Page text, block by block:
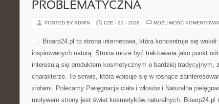
PROBLEMATYCZNA
POSTED BY ADMIN CZE - 21 - 2026 MOŻLIWOŚĆ
Bioarp24.pl to strona internetowa, która koncentruje się
inspirowanych naturą. Strona może być traktowana jako punkt
interesują się produktem kosmetycznym o bardziej tradycyjnym,
charakterze. To serwis, która wpisuje się w rosnące
ziołami. Polecamy Pielęgnacja ciała i włosów i Naturalna
motywem strony jest świat kosmetyków naturalnych. Bioarp24.pl